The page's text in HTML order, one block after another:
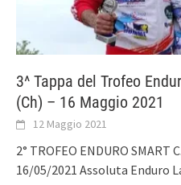
3^ Tappa del Trofeo
(Ch) – 16 Maggio 2021
12 Maggio 2021
2° TROFEO ENDURO SMART
16/05/2021 Assoluta Enduro